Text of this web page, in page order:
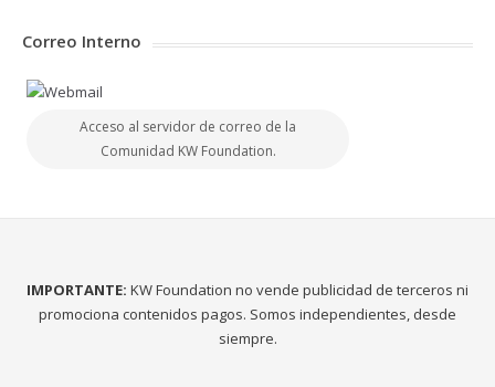
Correo Interno
Acceso al servidor de correo de la
Comunidad KW Foundation.
IMPORTANTE: KW Foundation no vende publicidad de terceros ni
promociona contenidos pagos. Somos independientes, desde
siempre.